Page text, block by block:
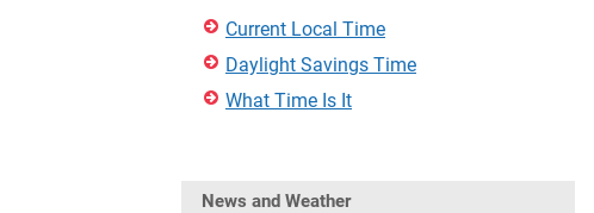
Current Local Time
Daylight Savings Time
What Time Is It
News and Weather